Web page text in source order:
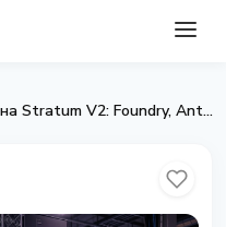
7 крупных Bitcoin-пулов перешли на Stratum V2: Foundry, AntPool и MARA